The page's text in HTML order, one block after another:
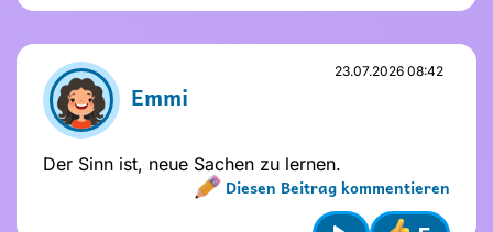
Name nicht vergeben
Name und Avatar ändern
Emmi
23.07.2026 08:42
Der Sinn ist, neue Sachen zu lernen.
Diesen Beitrag kommentieren